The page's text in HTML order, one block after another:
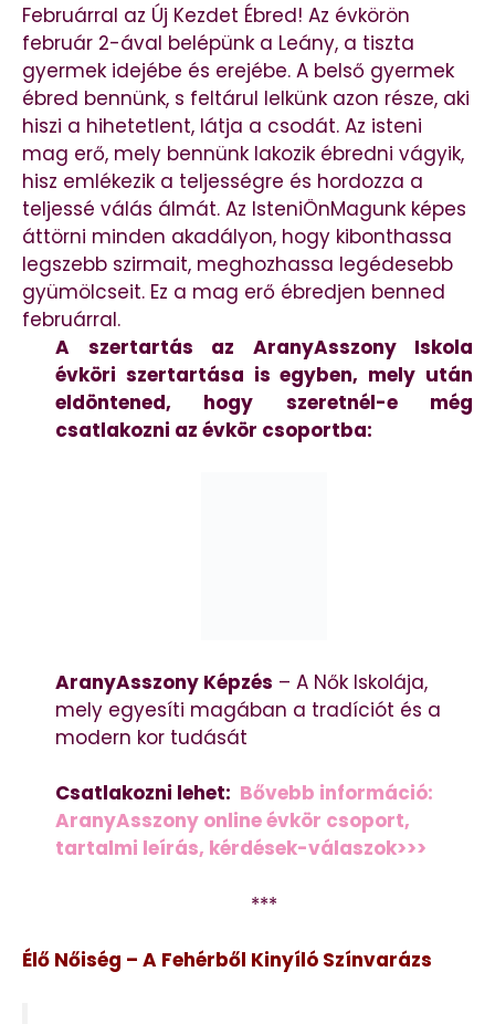
Februárral az Új Kezdet Ébred! Az évkörön
február 2-ával belépünk a Leány, a tiszta
gyermek idejébe és erejébe. A belső gyermek
ébred bennünk, s feltárul lelkünk azon része, aki
hiszi a hihetetlent, látja a csodát. Az isteni
mag erő, mely bennünk lakozik ébredni vágyik,
hisz emlékezik a teljességre és hordozza a
teljessé válás álmát. Az IsteniÖnMagunk képes
áttörni minden akadályon, hogy kibonthassa
legszebb szirmait, meghozhassa legédesebb
gyümölcseit. Ez a mag erő ébredjen benned
februárral.
A szertartás az AranyAsszony Iskola
évköri szertartása is egyben, mely után
eldöntened, hogy szeretnél-e még
csatlakozni az évkör csoportba:
AranyAsszony Képzés – A Nők Iskolája,
mely egyesíti magában a tradíciót és a
modern kor tudását
Csatlakozni lehet: Bővebb információ:
AranyAsszony online évkör csoport,
tartalmi leírás, kérdések-válaszok>>>
***
Élő Nőiség – A Fehérből Kinyíló Színvarázs